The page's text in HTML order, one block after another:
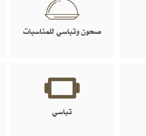
صحون وتباسي للمناسبات
تباسي